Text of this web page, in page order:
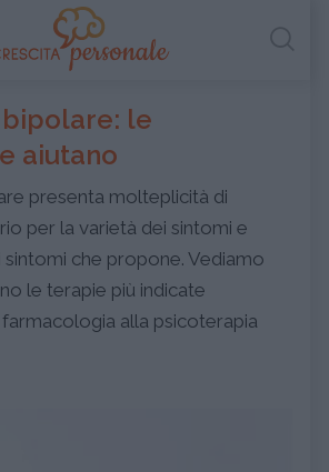
le
aiutano
presenta molteplicità di
per la varietà dei sintomi e
sintomi che propone. Vediamo
le terapie più indicate
alla psicoterapia